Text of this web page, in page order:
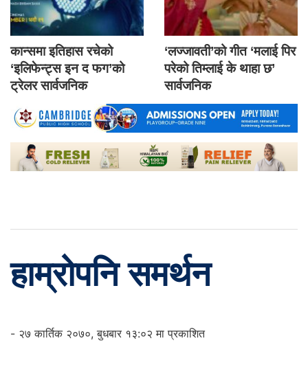
कान्समा इतिहास रचेको
‘इलिफेन्ट्स इन द फग’को
ट्रेलर सार्वजनिक
‘लज्जावती’को गीत ‘मलाई पिर
परेको तिम्लाई के थाहा छ’
सार्वजनिक
हाम्रोपनि समर्थन
- २७ कार्तिक २०७०, बुधबार १३:०२ मा प्रकाशित